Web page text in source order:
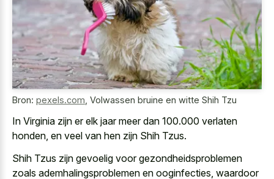
Bron: pexels.com Volwassen bruine en witte Shih Tzu
In Virginia zijn er elk jaar meer dan 100.000 verlaten
honden, en veel van hen zijn Shih Tzus.
Shih Tzus zijn gevoelig voor gezondheidsproblemen
zoals ademhalingsproblemen en ooginfecties, waardoor